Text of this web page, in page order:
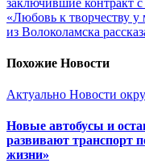
«Любовь к творчеству
из Волоколамска
Похожие Новости
Актуально Новости
Новые автобусы и
развивают транспорт
жизни»